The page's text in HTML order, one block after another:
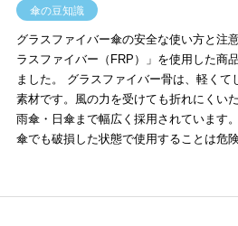
傘の豆知識
グラスファイバー傘の安全な使い方と注
ラスファイバー（FRP）」を使用した商
ました。 グラスファイバー骨は、軽くて
素材です。風の力を受けても折れにくい
雨傘・日傘まで幅広く採用されています
傘でも破損した状態で使用することは危